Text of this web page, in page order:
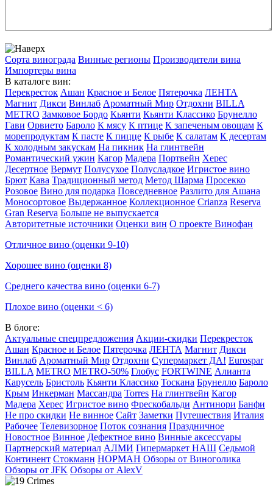
Сорта винограда Винные регионы Производители вина
Импортеры вина
В каталоге вин:
Перекресток Ашан Красное и Белое Пятерочка ЛЕНТА
Магнит Дикси Винлаб Ароматный Мир Отдохни BILLA
METRO Замковое Бордо Кьянти Кьянти Классико Брунелло
Гави Орвието Бароло К мясу К птице К запеченым овощам К
морепродуктам К пасте К пицце К рыбе К салатам К десертам
К холодным закускам На пикник На глинтвейн
Романтический ужин Кагор Мадера Портвейн Херес
Десертное Вермут Полусухое Полусладкое Игристое вино
Брют Кава Традиционный метод Метод Шарма Просекко
Розовое Вино для подарка Повседневное Разлито для Ашана
Моносортовое Выдержанное Коллекционное Crianza Reserva
Gran Reserva Больше не выпускается
Авторитетные источники Оценки вин О проекте Винофан
Отличное вино (оценки 9-10)
Хорошее вино (оценки 8)
Среднего качества вино (оценки 6-7)
Плохое вино (оценки < 6)
В блоге:
Актуальные спецпредложения Акции-скидки Перекресток
Ашан Красное и Белое Пятерочка ЛЕНТА Магнит Дикси
Винлаб Ароматный Мир Отдохни Супермаркет ДА! Eurospar
BILLA METRO METRO-50% Глобус FORTWINE Алианта
Карусель Бристоль Кьянти Классико Тоскана Брунелло Бароло
Крым Инкерман Массандра Torres На глинтвейн Кагор
Мадера Херес Игристое вино Фрескобальди Антинори Банфи
Не про скидки Не винное Сайт Заметки Путешествия Италия
Рабочее Телевизорное Поток сознания Праздничное
Новостное Винное Дефектное вино Винные аксессуары
Партнерский материал АЛМИ Гипермаркет НАШ Седьмой
Континент Стокманн НОРМАН Обзоры от Виноголика
Обзоры от JFK Обзоры от AlexV